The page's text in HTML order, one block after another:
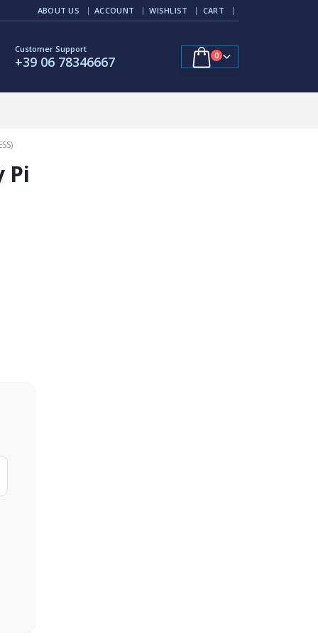
ABOUT US ACCOUNT WISHLIST CART
Customer Support
+39 06 78346667 0
Pi